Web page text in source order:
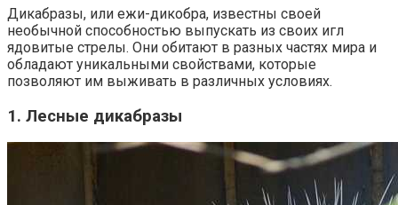
Дикабразы, или ежи-дикобра, известны своей
необычной способностью выпускать из своих игл
ядовитые стрелы. Они обитают в разных частях мира и
обладают уникальными свойствами, которые
позволяют им выживать в различных условиях.
1. Лесные дикабразы